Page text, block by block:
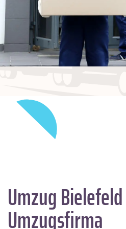
Umzug Bielefeld
Umzugsfirma